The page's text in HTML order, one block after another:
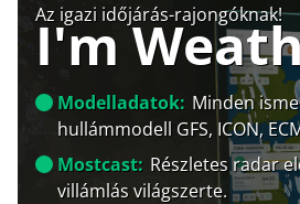
Az igazi időjárás-rajongóknak!
I'm
Modelladatok: Minden
hullámmodell GFS, ICON,
Mostcast: Részletes radar
villámlás világszerte.